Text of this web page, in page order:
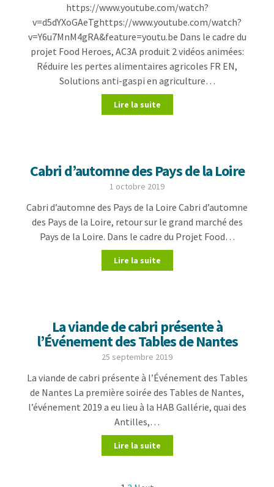
https://www.youtube.com/watch?
v=d5dYXoGAeTghttps://www.youtube.com/watch?
v=Y6u7MnM4gRA&feature=youtu.be Dans le cadre du
projet Food Heroes, AC3A produit 2 vidéos animées:
Réduire les pertes alimentaires agricoles FR EN,
Solutions anti-gaspi en agriculture…
Lire la suite
Cabri d’automne des Pays de la Loire
1 octobre 2019
Cabri d’automne des Pays de la Loire Cabri d’automne
des Pays de la Loire, retour sur le grand marché des
Pays de la Loire. Dans le cadre du Projet Food…
Lire la suite
La viande de cabri présente à
l’Événement des Tables de Nantes
25 septembre 2019
La viande de cabri présente à l’Événement des Tables
de Nantes La première soirée des Tables de Nantes,
l’événement 2019 a eu lieu à la HAB Gallérie, quai des
Antilles,…
Lire la suite